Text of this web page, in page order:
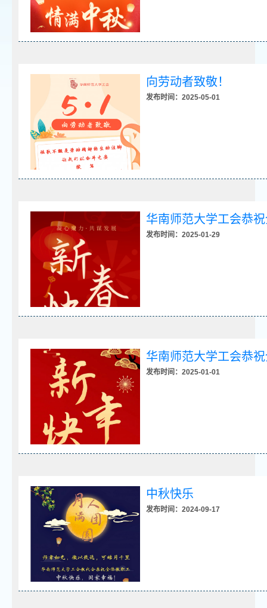
向劳动者致敬！
发布时间：2025-05-01
华南师范大学工会恭
发布时间：2025-01-29
华南师范大学工会恭
发布时间：2025-01-01
中秋快乐
发布时间：2024-09-17